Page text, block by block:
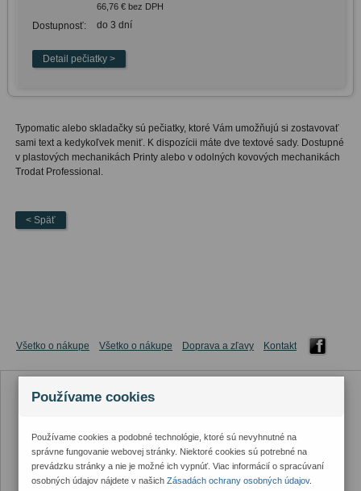
66,76 € bez DPH
Dostupnosť: do 3 dní
Typomatic alebo skladačky sú pečiatky, ktoré Vám umožňujú si zostavovať
sami text a kedykoľvek meniť. K dispozícii máte dve textové sady. Dostupné
v plastových mechanikách Printy alebo v odolných kovových mechanikách
Trodat Professional.
< Späť
Všetko o nákupe Všetko o nákupe Doprava a zľavy Kontakt
Používame cookies
Používame cookies a podobné technológie, ktoré sú nevyhnutné na
správne fungovanie webovej stránky. Niektoré cookies sú potrebné na
prevádzku stránky a nie je možné ich vypnúť. Viac informácií o spracúvaní
osobných údajov nájdete v našichZásadách ochrany osobných údajov.